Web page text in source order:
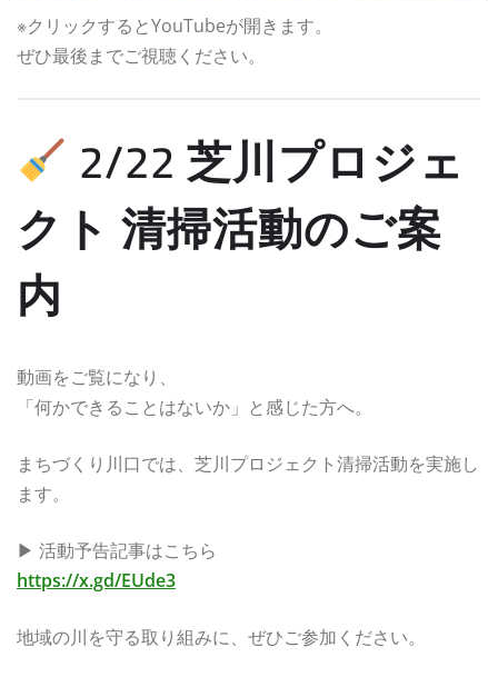
※クリックするとYouTubeが開きます。
ぜひ最後までご視聴ください。
2/22 芝川プロジェ
クト 清掃活動のご案
内
動画をご覧になり、
「何かできることはないか」と感じた方へ。
まちづくり川口では、芝川プロジェクト清掃活動を実施し
ます。
▶ 活動予告記事はこちら
https://x.gd/EUde3
地域の川を守る取り組みに、ぜひご参加ください。